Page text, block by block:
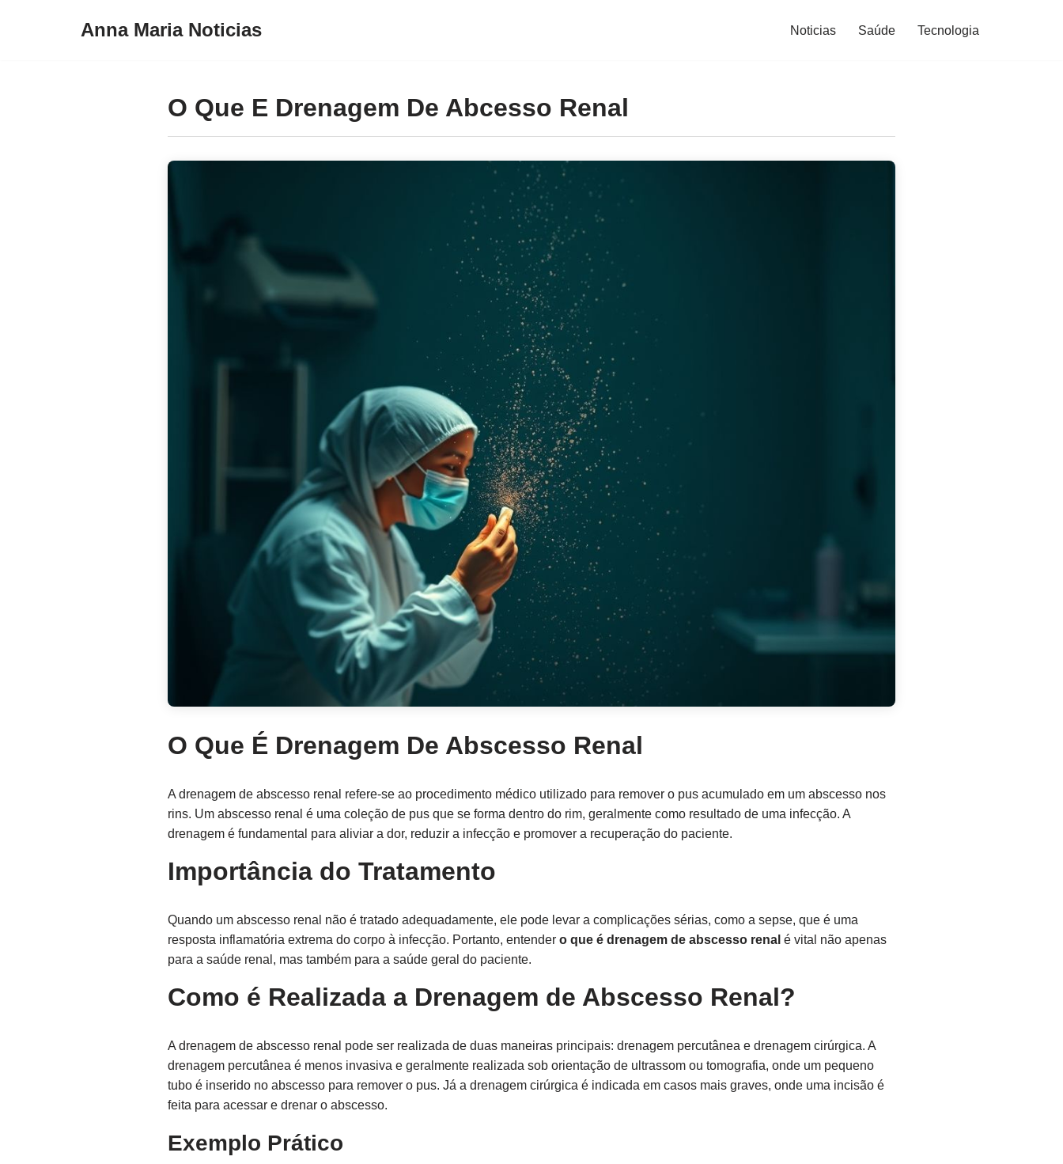
Anna Maria Noticias Noticias Saúde Tecnologia
O Que E Drenagem De Abcesso Renal
O Que É Drenagem De Abscesso Renal
A drenagem de abscesso renal refere-se ao procedimento médico utilizado para remover o pus acumulado em um abscesso nos
rins. Um abscesso renal é uma coleção de pus que se forma dentro do rim, geralmente como resultado de uma infecção. A
drenagem é fundamental para aliviar a dor, reduzir a infecção e promover a recuperação do paciente.
Importância do Tratamento
Quando um abscesso renal não é tratado adequadamente, ele pode levar a complicações sérias, como a sepse, que é uma
resposta inflamatória extrema do corpo à infecção. Portanto, entender o que é drenagem de abscesso renal é vital não apenas
para a saúde renal, mas também para a saúde geral do paciente.
Como é Realizada a Drenagem de Abscesso Renal?
A drenagem de abscesso renal pode ser realizada de duas maneiras principais: drenagem percutânea e drenagem cirúrgica. A
drenagem percutânea é menos invasiva e geralmente realizada sob orientação de ultrassom ou tomografia, onde um pequeno
tubo é inserido no abscesso para remover o pus. Já a drenagem cirúrgica é indicada em casos mais graves, onde uma incisão é
feita para acessar e drenar o abscesso.
Exemplo Prático